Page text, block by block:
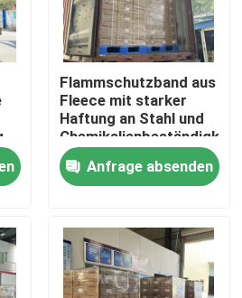
Flammschutzband aus
Fleece mit starker
Haftung an Stahl und
Chemikalienbeständigkeit
Anfrage absenden